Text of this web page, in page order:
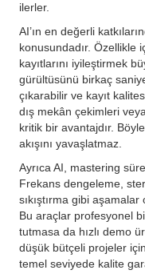
ilerler.
AI’ın en değerli
konusundadır. Özellikle
kayıtlarını iyileştirmek
gürültüsünü birkaç
çıkarabilir ve kayıt
dış mekân çekimleri
kritik bir avantajdır.
akışını yavaşlatmaz.
Ayrıca AI, mastering
Frekans dengeleme,
sıkıştırma gibi
Bu araçlar profesyonel
tutmasa da hızlı demo
düşük bütçeli projeler
temel seviyede kalite